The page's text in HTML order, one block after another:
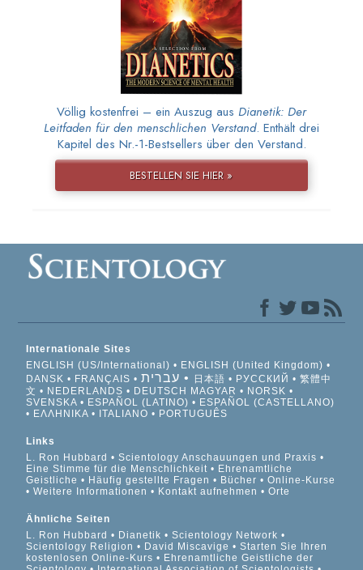
Völlig kostenfrei – ein Auszug aus Dianetik: Der
Leitfaden für den menschlichen Verstand. Enthält drei
Kapitel des Nr.-1-Bestsellers über den Verstand.
BESTELLEN SIE HIER »
Internationale Sites
ENGLISH (US/International)
ENGLISH (United Kingdom)
DANSK
FRANÇAIS עברית 日本語 РУССКИЙ
繁體中
文
NEDERLANDS DEUTSCH MAGYAR
NORSK
SVENSKA
ESPAÑOL (LATINO)
ESPAÑOL (CASTELLANO)
ΕΛΛΗΝΙΚA
ITALIANO PORTUGUÊS
Links
L. Ron Hubbard
Scientology Anschauungen und Praxis
Eine Stimme für die Menschlichkeit
Ehrenamtliche
Geistliche
Häufig gestellte Fragen Bücher
Online-Kurse
Weitere Informationen
Kontakt aufnehmen Orte
Ähnliche Seiten
L. Ron Hubbard
Dianetik
Scientology Network
Scientology Religion
David Miscavige
Starten Sie Ihren
kostenlosen Online-Kurs
Ehrenamtliche Geistliche der